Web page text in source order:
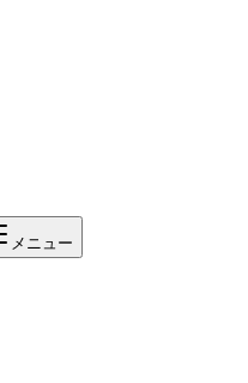
メニュー